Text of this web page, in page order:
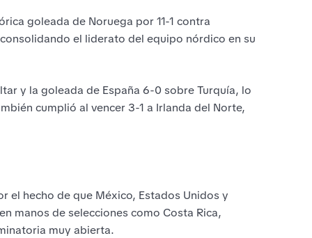
goleada de Noruega por 11-1 contra
el liderato del equipo nórdico en su
y la goleada de España 6-0 sobre Turquía, lo
cumplió al vencer 3-1 a Irlanda del Norte,
el hecho de que México, Estados Unidos y
manos de selecciones como Costa Rica,
muy abierta.